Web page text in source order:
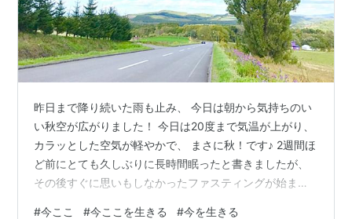
昨日まで降り続いた雨も止み、 今日は朝から気持ちのい
い秋空が広がりました！ 今日は20度まで気温が上がり、
カラッとした空気が軽やかで、 まさに秋！です♪ 2週間ほ
ど前にとても久しぶりに長時間眠ったと書きましたが、
その後すぐに思いもしなかったファスティングが始ま
#今ここ #今ここを生きる #今を生きる